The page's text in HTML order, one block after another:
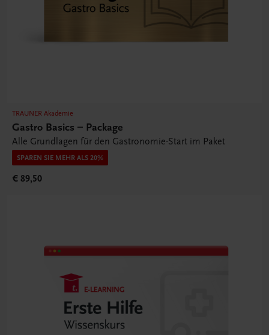
TRAUNER Akademie
Gastro Basics – Package
Alle Grundlagen für den Gastronomie-Start im Paket
SPAREN SIE MEHR ALS 20%
€ 89,50